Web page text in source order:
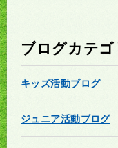
ブログカテゴ
キッズ活動ブログ
ジュニア活動ブログ